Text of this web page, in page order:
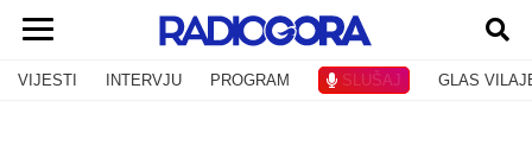
VIJESTI INTERVJU PROGRAM SLUŠAJ GLAS